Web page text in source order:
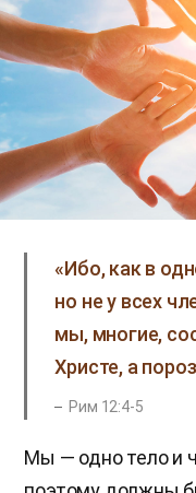
«Ибо, как в
но не у всех
мы, многие,
Христе, а
Рим 12:4-5
Мы — одно тело и